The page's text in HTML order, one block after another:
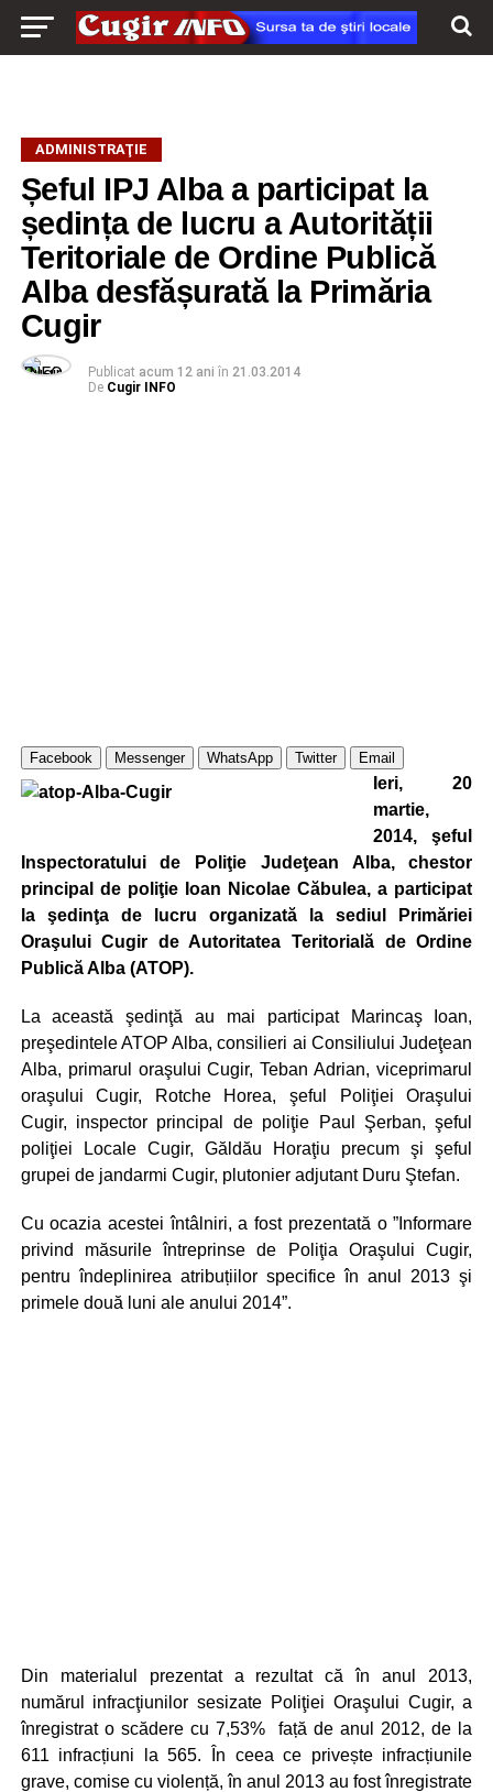
ADMINISTRAŢIE
Șeful IPJ Alba a participat la
ședința de lucru a Autorității
Teritoriale de Ordine Publică
Alba desfășurată la Primăria
Cugir
Publicat acum 12 ani în 21.03.2014
De Cugir INFO
Facebook Messenger WhatsApp Twitter Email
Ieri, 20
martie,
2014, şeful
Inspectoratului de Poliţie Judeţean Alba, chestor
principal de poliţie Ioan Nicolae Căbulea, a participat
la şedinţa de lucru organizată la sediul Primăriei
Oraşului Cugir de Autoritatea Teritorială de Ordine
Publică Alba (ATOP).
La această şedinţă au mai participat Marincaş Ioan,
preşedintele ATOP Alba, consilieri ai Consiliului Judeţean
Alba, primarul oraşului Cugir, Teban Adrian, viceprimarul
oraşului Cugir, Rotche Horea, şeful Poliţiei Oraşului
Cugir, inspector principal de poliţie Paul Şerban, şeful
poliţiei Locale Cugir, Găldău Horaţiu precum şi şeful
grupei de jandarmi Cugir, plutonier adjutant Duru Ştefan.
Cu ocazia acestei întâlniri, a fost prezentată o ”Informare
privind măsurile întreprinse de Poliţia Oraşului Cugir,
pentru îndeplinirea atribuțiilor specifice în anul 2013 şi
primele două luni ale anului 2014”.
Din materialul prezentat a rezultat că în anul 2013,
numărul infracţiunilor sesizate Poliţiei Oraşului Cugir, a
înregistrat o scădere cu 7,53% față de anul 2012, de la
611 infracțiuni la 565. În ceea ce privește infracțiunile
grave, comise cu violență, în anul 2013 au fost înregistrate